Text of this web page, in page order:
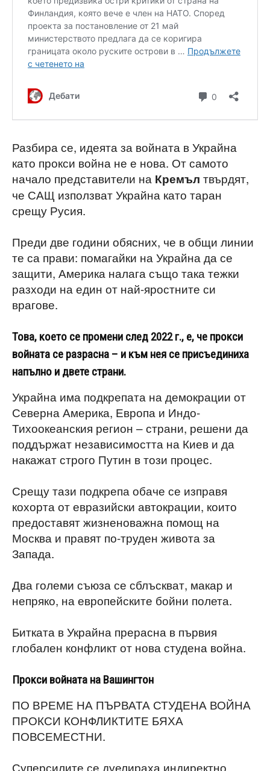
Разбира се, идеята за войната в Украйна
като прокси война не е нова. От самото
начало представители на Кремъл твърдят,
че САЩ използват Украйна като таран
срещу Русия.
Преди две години обясних, че в общи линии
те са прави: помагайки на Украйна да се
защити, Америка налага също така тежки
разходи на един от най-яростните си
врагове.
Това, което се промени след 2022 г., е, че прокси
войната се разрасна – и към нея се присъединиха
напълно и двете страни.
Украйна има подкрепата на демокрации от
Северна Америка, Европа и Индо-
Тихоокеанския регион – страни, решени да
поддържат независимостта на Киев и да
накажат строго Путин в този процес.
Срещу тази подкрепа обаче се изправя
кохорта от евразийски автокрации, които
предоставят жизненоважна помощ на
Москва и правят по-труден живота за
Запада.
Два големи съюза се сблъскват, макар и
непряко, на европейските бойни полета.
Битката в Украйна прерасна в първия
глобален конфликт от нова студена война.
Прокси войната на Вашингтон
ПО ВРЕМЕ НА ПЪРВАТА СТУДЕНА ВОЙНА
ПРОКСИ КОНФЛИКТИТЕ БЯХА
ПОВСЕМЕСТНИ.
Суперсилите се дуелираха индиректно,